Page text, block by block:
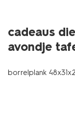
cadeaus
avondje
borrelplank